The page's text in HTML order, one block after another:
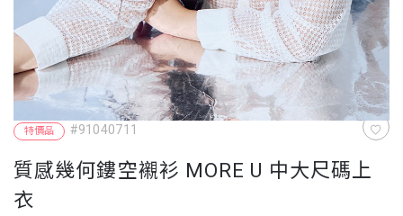
特價品 #91040711
質感幾何鏤空襯衫 MORE U 中大尺碼上
衣